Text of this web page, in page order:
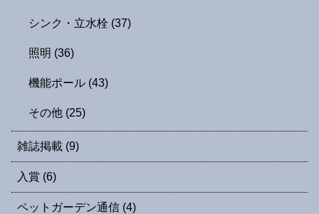
シンク・立水栓 (37)
照明 (36)
機能ポール (43)
その他 (25)
雑誌掲載 (9)
入賞 (6)
ペットガーデン通信 (4)